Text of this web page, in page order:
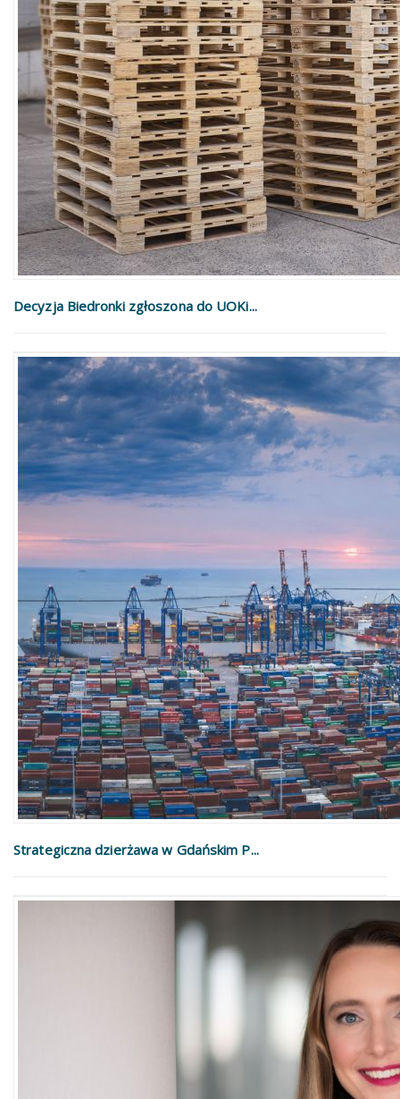
Decyzja Biedronki zgłoszona do UOKi...
Strategiczna dzierżawa w Gdańskim P...